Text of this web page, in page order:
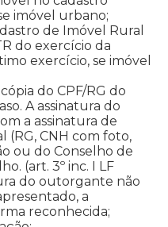
imóvel urbano;
de Imóvel Rural
do exercício da
exercício, se imóvel
do CPF/RG do
A assinatura do
a assinatura de
CNH com foto,
ou do Conselho de
(art. 3º inc. I LF
do outorgante não
a
reconhecida;